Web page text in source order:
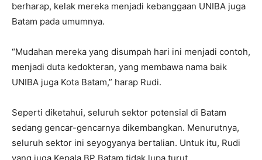
berharap, kelak mereka menjadi kebanggaan UNIBA juga
Batam pada umumnya.
“Mudahan mereka yang disumpah hari ini menjadi contoh,
menjadi duta kedokteran, yang membawa nama baik
UNIBA juga Kota Batam,” harap Rudi.
Seperti diketahui, seluruh sektor potensial di Batam
sedang gencar-gencarnya dikembangkan. Menurutnya,
seluruh sektor ini seyogyanya bertalian. Untuk itu, Rudi